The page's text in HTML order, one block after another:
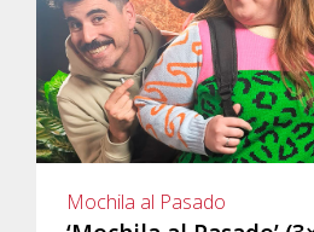
Mochila al Pasado